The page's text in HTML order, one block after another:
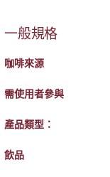
一般規格
咖啡來源
需使用者參與
產品類型：
飲品